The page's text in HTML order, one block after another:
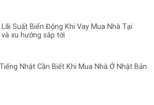
Suất Biến Động Khi Vay Mua Nhà Tại
và xu hướng sắp tới
Nhật Cần Biết Khi Mua Nhà Ở Nhật Bản